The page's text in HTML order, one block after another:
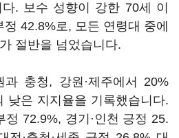
. 보수 성향이 강한 70세 이
42.8%로, 모든 연령대 중에
절반을 넘었습니다.
충청, 강원·제주에서 20%
낮은 지지율을 기록했습니다.
72.9%, 경기·인천 긍정 25.